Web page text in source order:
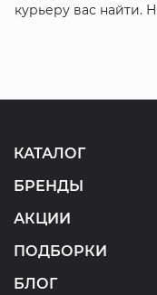
курьеру вас найти.
КАТАЛОГ
БРЕНДЫ
АКЦИИ
ПОДБОРКИ
БЛОГ